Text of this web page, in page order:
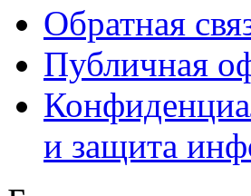
Обратная
Публичная
и защита